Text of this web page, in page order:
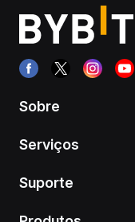
Sobre
Serviços
Suporte